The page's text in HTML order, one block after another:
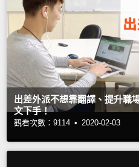
出差外派不想靠翻譯、提升職
文下手！
觀看次數：9114 • 2020-02-03